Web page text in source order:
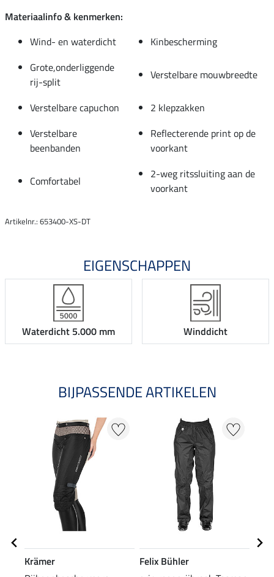
Materiaalinfo & kenmerken:
Wind- en waterdicht
Kinbescherming
Grote,onderliggende
rij-split
Verstelbare mouwbreedte
Verstelbare capuchon
2 klepzakken
Verstelbare
beenbanden
Reflecterende print op de
voorkant
Comfortabel
2-weg ritssluiting aan de
voorkant
Artikelnr.: 653400-XS-DT
EIGENSCHAPPEN
Waterdicht 5.000 mm Winddicht
BIJPASSENDE ARTIKELEN
Krämer
Felix Bühler